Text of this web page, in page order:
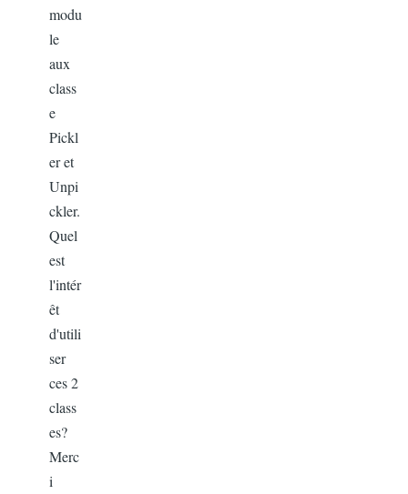
modu
le
aux
class
e
Pickl
er et
Unpi
ckler.
Quel
est
l'intér
êt
d'utili
ser
ces 2
class
es?
Merc
i